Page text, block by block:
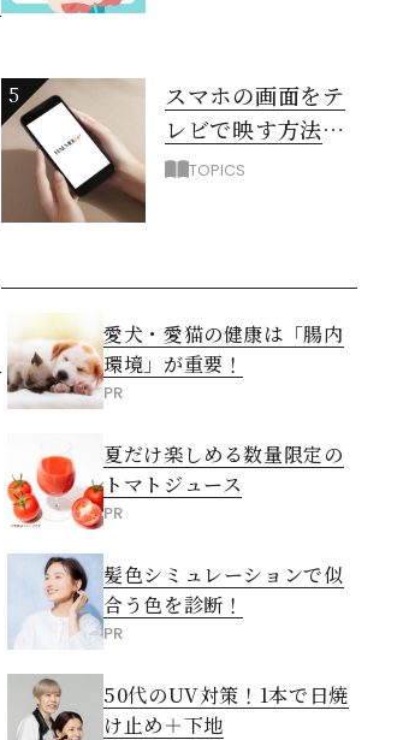
5
スマホの画面をテ
レビで映す方法
（iPhone編）
TOPICS
愛犬・愛猫の健康は「腸内
環境」が重要！
PR
夏だけ楽しめる数量限定の
トマトジュース
PR
髪色シミュレーションで似
合う色を診断！
PR
50代のUV対策！1本で日焼
け止め＋下地